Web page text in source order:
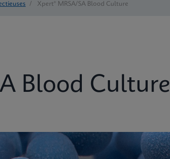
/ Xpert® MRSA/SA Blood Culture
Blood Culture